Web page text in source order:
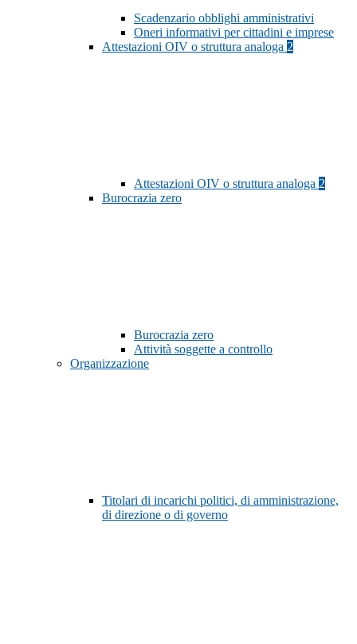
Scadenzario obblighi amministrativi
Oneri informativi per cittadini e imprese
Attestazioni OIV o struttura analoga 2
Attestazioni OIV o struttura analoga 2
Burocrazia zero
Burocrazia zero
Attività soggette a controllo
Organizzazione
Titolari di incarichi politici, di amministrazione,
di direzione o di governo